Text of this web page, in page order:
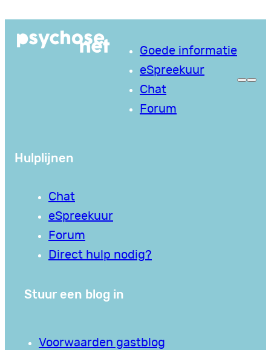
naar
Goede informatie
eSpreekuur
Chat
Forum
Hulplijnen
Chat
eSpreekuur
Forum
Direct hulp nodig?
Stuur een blog in
Voorwaarden gastblog